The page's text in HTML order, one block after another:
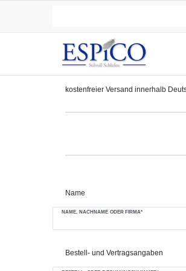
kostenfreier Versand innerhalb
Name
NAME, NACHNAME ODER FIRMA*
Bestell- und Vertragsangaben